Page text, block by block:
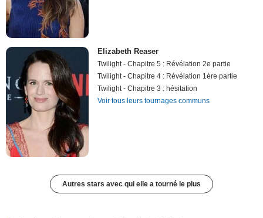
Elizabeth Reaser
Twilight - Chapitre 5 : Révélation 2e partie
Twilight - Chapitre 4 : Révélation 1ère partie
Twilight - Chapitre 3 : hésitation
Voir tous leurs tournages communs
Autres stars avec qui elle a tourné le plus